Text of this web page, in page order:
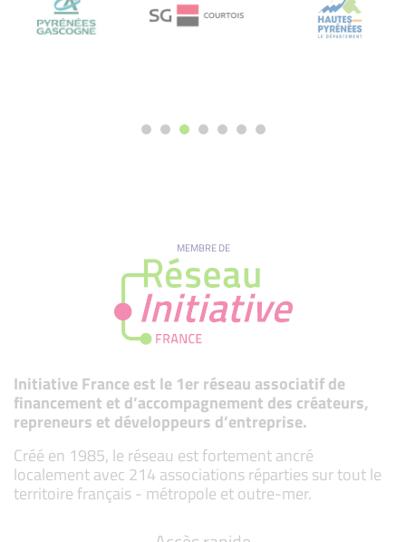
MEMBRE DE
Initiative France est le 1er réseau associatif de
financement et d’accompagnement des créateurs,
repreneurs et développeurs d’entreprise.
Créé en 1985, le réseau est fortement ancré
localement avec 214 associations réparties sur tout le
territoire français - métropole et outre-mer.